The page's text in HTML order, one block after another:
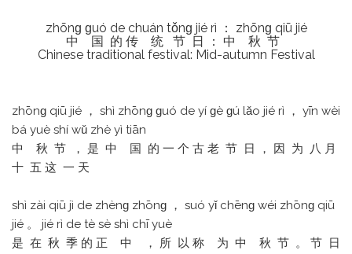
zhōnɡ ɡuó de chuán tǒnɡ jié rì ： zhōnɡ qiū jié
中 国 的 传 统 节 日 ： 中 秋 节
Chinese traditional festival: Mid-autumn Festival
zhōnɡ qiū jié ， shì zhōnɡ ɡuó de yí ɡè ɡú lǎo jié rì ， yīn wèi
bá yuè shí wǔ zhè yì tiān
中 秋 节 ， 是 中 国 的 一 个 古 老 节 日 ， 因 为 八 月
十 五 这 一 天
shì zài qiū jì de zhènɡ zhōnɡ ， suó yǐ chēnɡ wéi zhōnɡ qiū
jié 。 jié rì de tè sè shì chī yuè
是 在 秋 季 的 正 中 ， 所 以 称 为 中 秋 节 。 节 日